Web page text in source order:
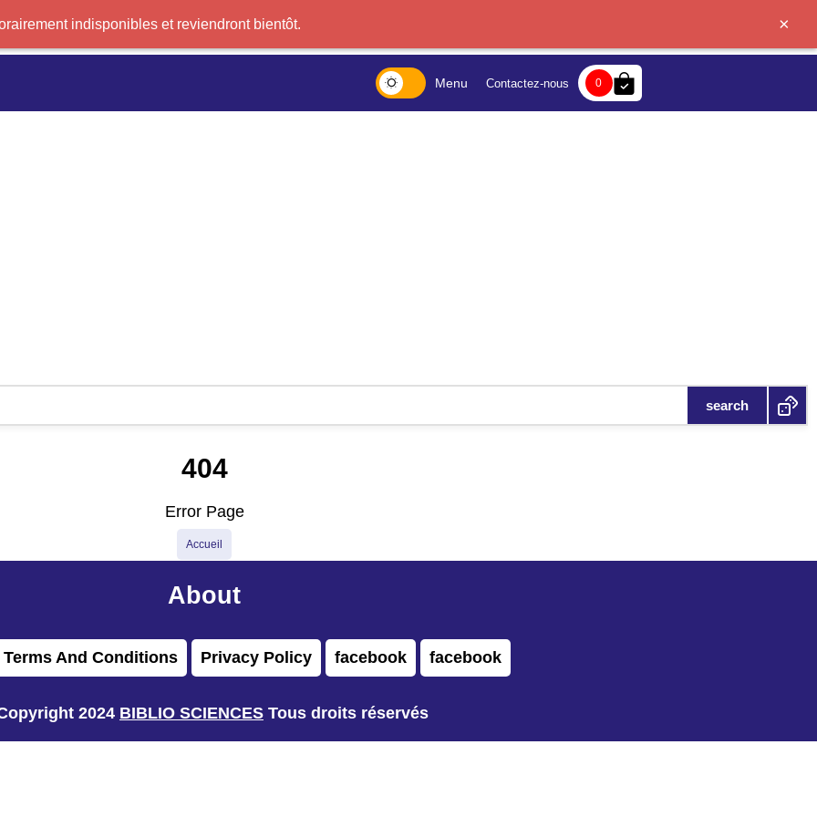
Menu Contactez-nous 0 bag-check
indisponibles et reviendront bientôt. ×
404
Error Page
Accueil
About
Terms And Conditions Privacy Policy facebook facebook
2024 BIBLIO SCIENCES Tous droits réservés